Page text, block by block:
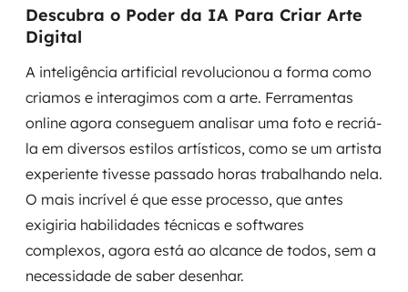
Descubra o Poder da IA Para Criar Arte
Digital
A inteligência artificial revolucionou a forma como
criamos e interagimos com a arte. Ferramentas
online agora conseguem analisar uma foto e recriá-
la em diversos estilos artísticos, como se um artista
experiente tivesse passado horas trabalhando nela.
O mais incrível é que esse processo, que antes
exigiria habilidades técnicas e softwares
complexos, agora está ao alcance de todos, sem a
necessidade de saber desenhar.